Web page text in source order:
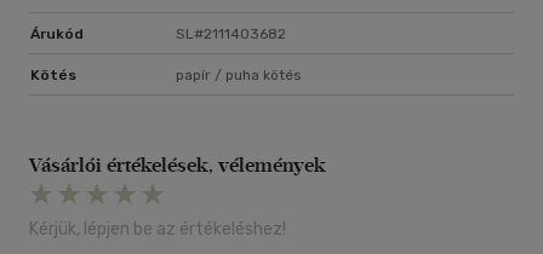
Árukód SL#2111403682
Kötés papír / puha kötés
Vásárlói értékelések, vélemények
Kérjük, lépjen be az értékeléshez!